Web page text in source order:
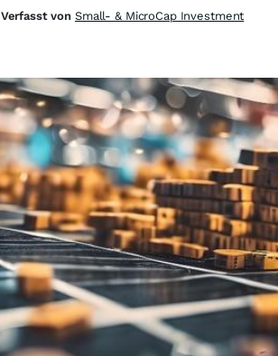
Verfasst von Small- & MicroCap Investment